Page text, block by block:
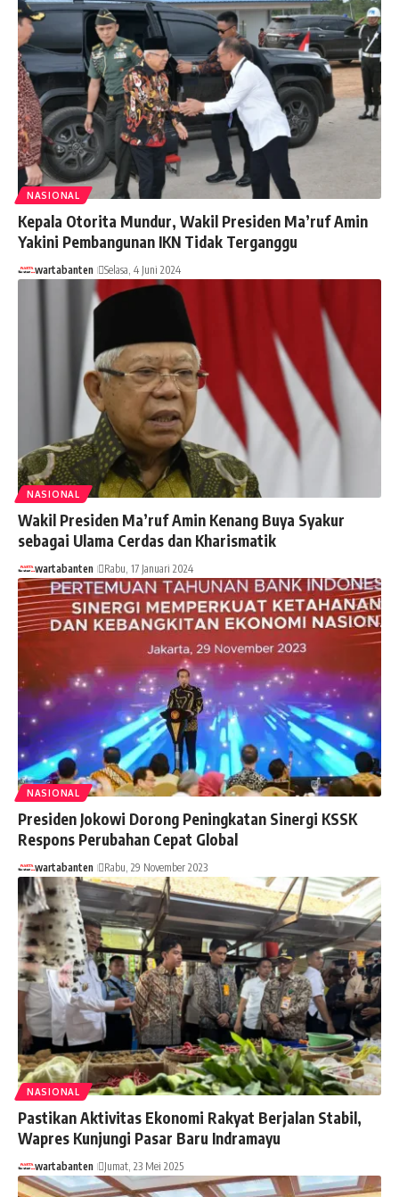
NASIONAL
Kepala Otorita Mundur, Wakil Presiden Ma’ruf Amin
Yakini Pembangunan IKN Tidak Terganggu
wartabanten Selasa, 4 Juni 2024
NASIONAL
Wakil Presiden Ma’ruf Amin Kenang Buya Syakur
sebagai Ulama Cerdas dan Kharismatik
wartabanten Rabu, 17 Januari 2024
NASIONAL
Presiden Jokowi Dorong Peningkatan Sinergi KSSK
Respons Perubahan Cepat Global
wartabanten Rabu, 29 November 2023
NASIONAL
Pastikan Aktivitas Ekonomi Rakyat Berjalan Stabil,
Wapres Kunjungi Pasar Baru Indramayu
wartabanten Jumat, 23 Mei 2025